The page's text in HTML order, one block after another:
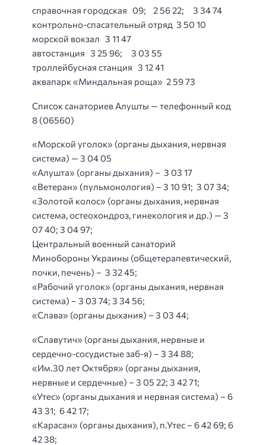
справочная городская 09; 2 56 22; 3 34 74
контрольно-спасательный отряд 3 50 10
морской вокзал 3 11 47
автостанция 3 25 96; 3 03 55
троллейбусная станция 3 12 41
аквапарк «Миндальная роща» 2 59 73
Список санаториев Алушты — телефонный код
8 (06560)
«Морской уголок» (органы дыхания, нервная
система) — 3 04 05
«Алушта» (органы дыхания) – 3 03 17
«Ветеран» (пульмонология) – 3 10 91; 3 07 34;
«Золотой колос» (органы дыхания, нервная
система, остеохондроз, гинекология и др.) — 3
07 40; 3 04 97;
Центральный военный санаторий
Минобороны Украины (общетерапевтический,
почки, печень) – 3 32 45;
«Рабочий уголок» (органы дыхания, нервная
система) – 3 03 74; 3 34 56;
«Слава» (органы дыхания) – 3 03 44;
«Славутич» (органы дыхания, нервные и
сердечно-сосудистые заб-я) – 3 34 88;
«Им.30 лет Октября» (органы дыхания,
нервные и сердечные) – 3 05 22; 3 42 71;
«Утес» (органы дыхания и нервная система) – 6
43 31; 6 42 17;
«Карасан» (органы дыхания), п.Утес – 6 42 69; 6
42 38;